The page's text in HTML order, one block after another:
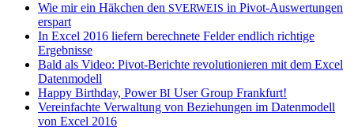
Wie mir ein Häkchen den SVERWEIS in Pivot-Auswertungen
erspart
In Excel 2016 liefern berechnete Felder endlich richtige
Ergebnisse
Bald als Video: Pivot-Berichte revolutionieren mit dem Excel
Datenmodell
Happy Birthday, PowerBI User Group Frankfurt!
Vereinfachte Verwaltung von Beziehungen im Datenmodell
von Excel 2016